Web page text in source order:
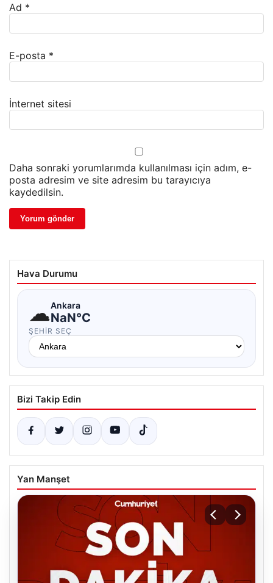
Ad *
E-posta *
İnternet sitesi
Daha sonraki yorumlarımda kullanılması için adım, e-
posta adresim ve site adresim bu tarayıcıya
kaydedilsin.
Hava Durumu
☁Ankara
NaN°C
ŞEHIR SEÇ
Bizi Takip Edin
Yan Manşet